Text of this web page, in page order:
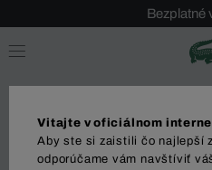
Bezplatné
Vitajte v oficiálnom
Aby ste si zaistili čo najlepší
odporúčame vám navštíviť